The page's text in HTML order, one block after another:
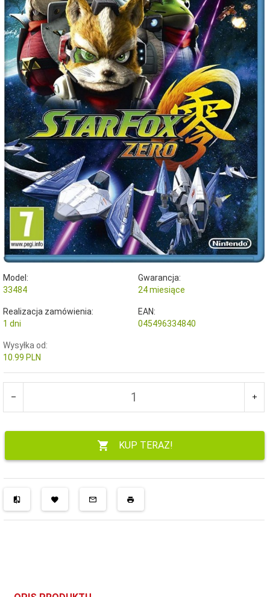
Model:
33484
Gwarancja:
24 miesiące
Realizacja zamówienia:
1 dni
EAN:
045496334840
Wysyłka od:
10.99 PLN
KUP TERAZ!